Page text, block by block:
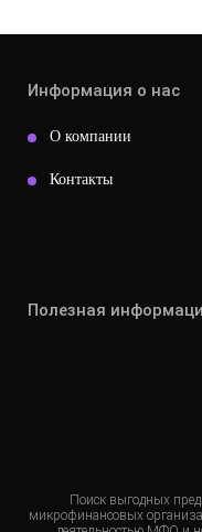
Информация о нас
О компании
Контакты
Полезная
Поиск выгодных
микрофинансовых